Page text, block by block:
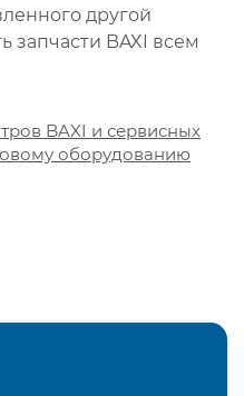
другой
запчасти BAXI всем
BAXI и сервисных
оборудованию